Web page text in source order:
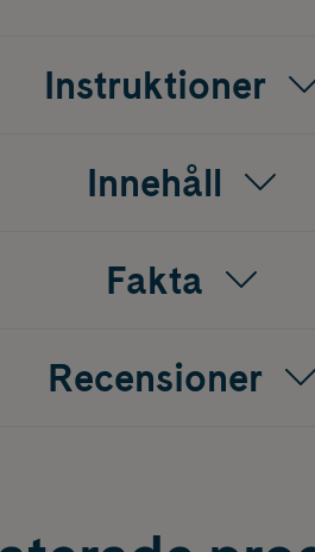
Instruktioner
Innehåll
Fakta
Recensioner